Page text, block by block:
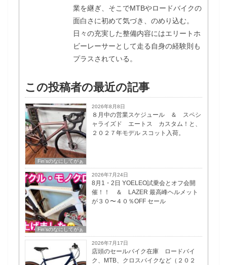
業を継ぎ、そこでMTBやロードバイクの
面白さに初めて気づき、のめり込む。
日々の充実した整備内容にはエリートホ
ビーレーサーとして走る自身の経験則も
プラスされている。
この投稿者の最近の記事
Fin'sのなにしてがぁ
2026年8月8日
８月中の営業スケジュール ＆ スペシ
ャライズド エートス カスタム！と、
２０２７年モデル スコット入荷。
Fin'sのなにしてがぁ
2026年7月24日
8月1・2日 YOELEO試乗会とオフ会開
催！！ ＆ LAZER 最高峰ヘルメット
が３０〜４０％OFF セール
2026年7月17日
店頭のセールバイク在庫 ロードバイ
ク、MTB、クロスバイクなど（２０２